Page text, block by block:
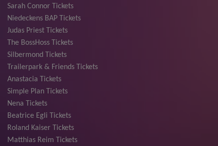
Sarah Connor Tickets
Niedeckens BAP Tickets
Judas Priest Tickets
The BossHoss Tickets
Silbermond Tickets
Trailerpark & Friends Tickets
Anastacia Tickets
Simple Plan Tickets
Nena Tickets
Beatrice Egli Tickets
Roland Kaiser Tickets
Matthias Reim Tickets